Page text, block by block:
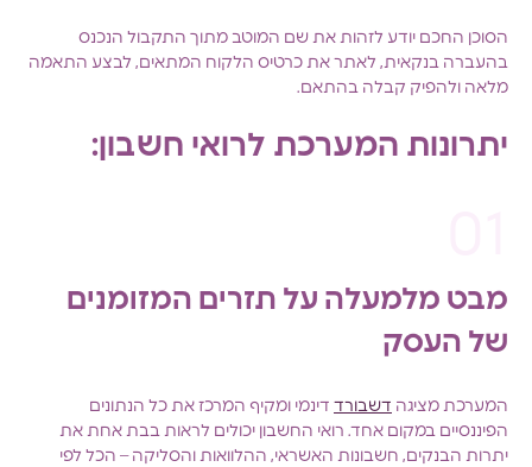
הסוכן החכם יודע לזהות את שם המוטב מתוך התקבול הנכנס
בהעברה בנקאית, לאתר את כרטיס הלקוח המתאים, לבצע התאמה
מלאה ולהפיק קבלה בהתאם.
יתרונות המערכת לרואי חשבון:
מבט מלמעלה על תזרים המזומנים
של העסק
המערכת מציגה דשבורד דינמי ומקיף המרכז את כל הנתונים
הפיננסיים במקום אחד. רואי החשבון יכולים לראות בבת אחת את
יתרות הבנקים, חשבונות האשראי, ההלוואות והסליקה – הכל לפי